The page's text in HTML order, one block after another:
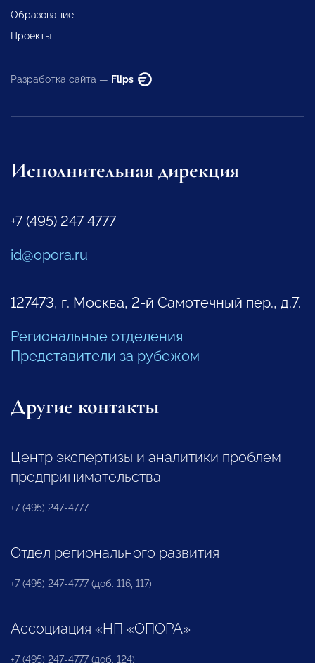
Образование
Проекты
Разработка сайта — Flips
Исполнительная дирекция
+7 (495) 247 4777
id@opora.ru
127473, г. Москва, 2-й Самотечный пер., д.7.
Региональные отделения
Представители за рубежом
Другие контакты
Центр экспертизы и аналитики проблем
предпринимательства
+7 (495) 247-4777
Отдел регионального развития
+7 (495) 247-4777 (доб. 116, 117)
Ассоциация «НП «ОПОРА»
+7 (495) 247-4777 (доб. 124)